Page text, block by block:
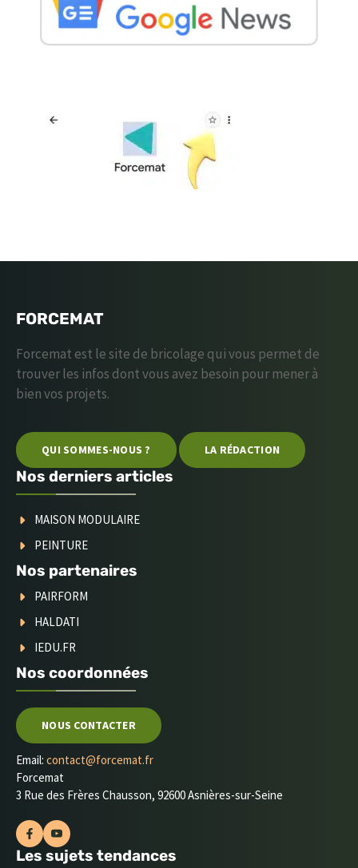
FORCEMAT
Forcemat est le site de bricolage qui vous permet de
trouver les infos dont vous avez besoin pour mener à
bien vos projets.
QUI SOMMES-NOUS ? LA RÉDACTION
Nos derniers articles
MAISON MODULAIRE
PEINTURE
Nos partenaires
PAIRFORM
HALDATI
IEDU.FR
Nos coordonnées
NOUS CONTACTER
Email: contact@forcemat.fr
Forcemat
3 Rue des Frères Chausson, 92600 Asnières-sur-Seine
Les sujets tendances